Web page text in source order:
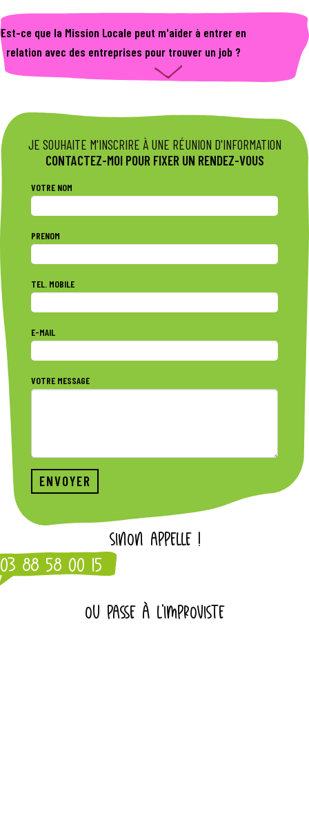
ou l'accueil de la Mission Locale. En tant qu'employeur,
je contacte le service employeur de la Mission Locale.
Est-ce que la Mission Locale peut m'aider à entrer en
relation avec des entreprises pour trouver un job ?
Oui ! Tu peux contacter la référente entreprise de la
JE SOUHAITE M'INSCRIRE À UNE RÉUNION D'INFORMATION
CONTACTEZ-MOI POUR FIXER UN RENDEZ-VOUS
VOTRE NOM
PRENOM
TEL. MOBILE
E-MAIL
VOTRE MESSAGE
SINON APPELLE !
03 88 58 00 15
OU PASSE À L'IMPROVISTE